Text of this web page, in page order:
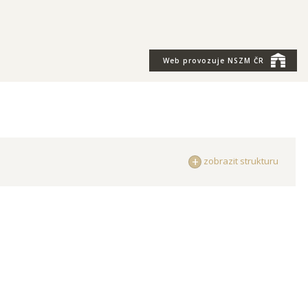
Web provozuje NSZM ČR
zobrazit strukturu